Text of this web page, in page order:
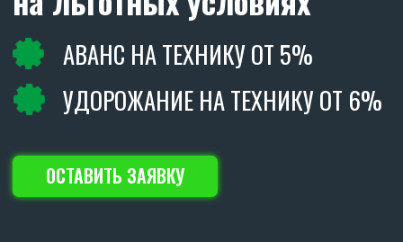
РОТАЦИОННЫЕ БОРОНЫ
CARBONВ РАБОТЕ